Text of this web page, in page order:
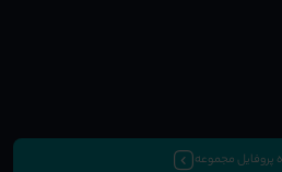
پروفایل مجموعه